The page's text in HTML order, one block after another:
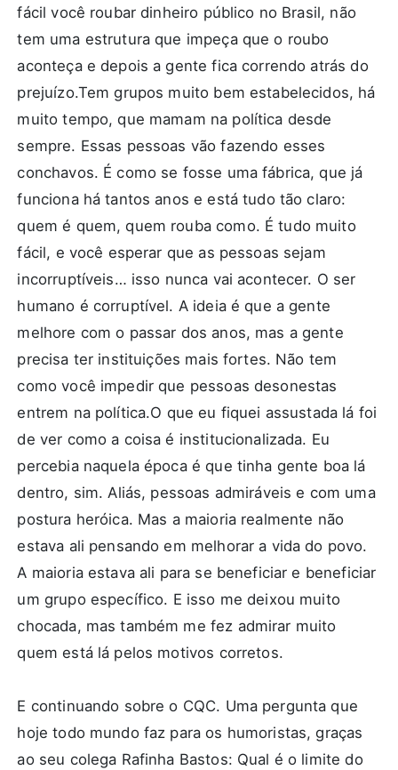
fácil você roubar dinheiro público no Brasil, não
tem uma estrutura que impeça que o roubo
aconteça e depois a gente fica correndo atrás do
prejuízo.Tem grupos muito bem estabelecidos, há
muito tempo, que mamam na política desde
sempre. Essas pessoas vão fazendo esses
conchavos. É como se fosse uma fábrica, que já
funciona há tantos anos e está tudo tão claro:
quem é quem, quem rouba como. É tudo muito
fácil, e você esperar que as pessoas sejam
incorruptíveis… isso nunca vai acontecer. O ser
humano é corruptível. A ideia é que a gente
melhore com o passar dos anos, mas a gente
precisa ter instituições mais fortes. Não tem
como você impedir que pessoas desonestas
entrem na política.O que eu fiquei assustada lá foi
de ver como a coisa é institucionalizada. Eu
percebia naquela época é que tinha gente boa lá
dentro, sim. Aliás, pessoas admiráveis e com uma
postura heróica. Mas a maioria realmente não
estava ali pensando em melhorar a vida do povo.
A maioria estava ali para se beneficiar e beneficiar
um grupo específico. E isso me deixou muito
chocada, mas também me fez admirar muito
quem está lá pelos motivos corretos.
E continuando sobre o CQC. Uma pergunta que
hoje todo mundo faz para os humoristas, graças
ao seu colega Rafinha Bastos: Qual é o limite do